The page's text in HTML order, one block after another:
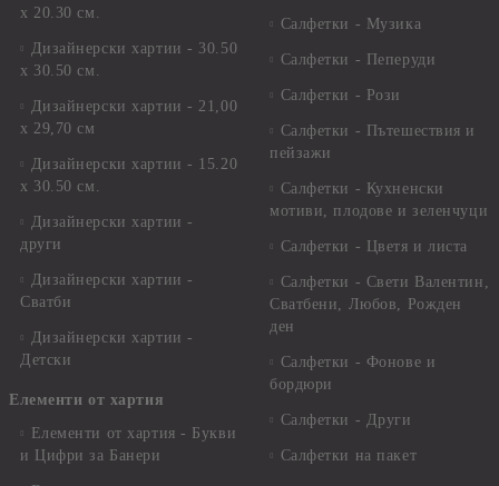
х 20.30 см.
Дизайнерски хартии - 30.50
х 30.50 см.
Дизайнерски хартии - 21,00
х 29,70 см
Дизайнерски хартии - 15.20
x 30.50 см.
Дизайнерски хартии -
други
Дизайнерски хартии -
Сватби
Дизайнерски хартии -
Детски
Елементи от хартия
Елементи от хартия - Букви
и Цифри за Банери
Салфетки - Музика
Салфетки - Пеперуди
Салфетки - Рози
Салфетки - Пътешествия и
пейзажи
Салфетки - Кухненски
мотиви, плодове и зеленчуци
Салфетки - Цветя и листа
Салфетки - Свети Валентин,
Сватбени, Любов, Рожден
ден
Салфетки - Фонове и
бордюри
Салфетки - Други
Салфетки на пакет